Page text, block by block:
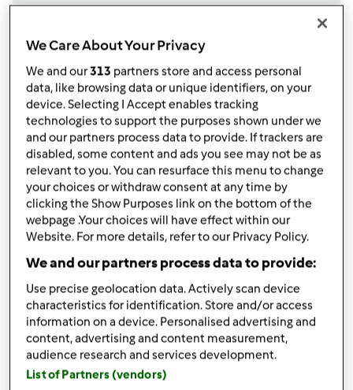
przezActiDiet
opublikowany: 15/05/24
zmieniono dnia: 27/11/24
Dodaj do moich kolekcji
podziel się przepisem
Stwórz wariant
Składniki
Owsianka wiśniowo-czekoladowa
90gpłatków owsianych
20 gorzechów nerkowca
We Care About Your Privacy
We and our313 partners store and access personal
data, like browsing data or unique identifiers, on your
device. Selecting I Accept enables tracking
technologies to support the purposes shown under we
and our partners process data to provide. If trackers are
disabled, some content and ads you see may not be as
relevant to you. You can resurface this menu to change
your choices or withdraw consent at any time by
clicking the Show Purposes link on the bottom of the
webpage .Your choices will have effect within our
Website. For more details, refer to our Privacy Policy.
We and our partners process data to provide:
Use precise geolocation data. Actively scan device
characteristics for identification. Store and/or access
information on a device. Personalised advertising and
content, advertising and content measurement,
audience research and services development.
List of Partners (vendors)